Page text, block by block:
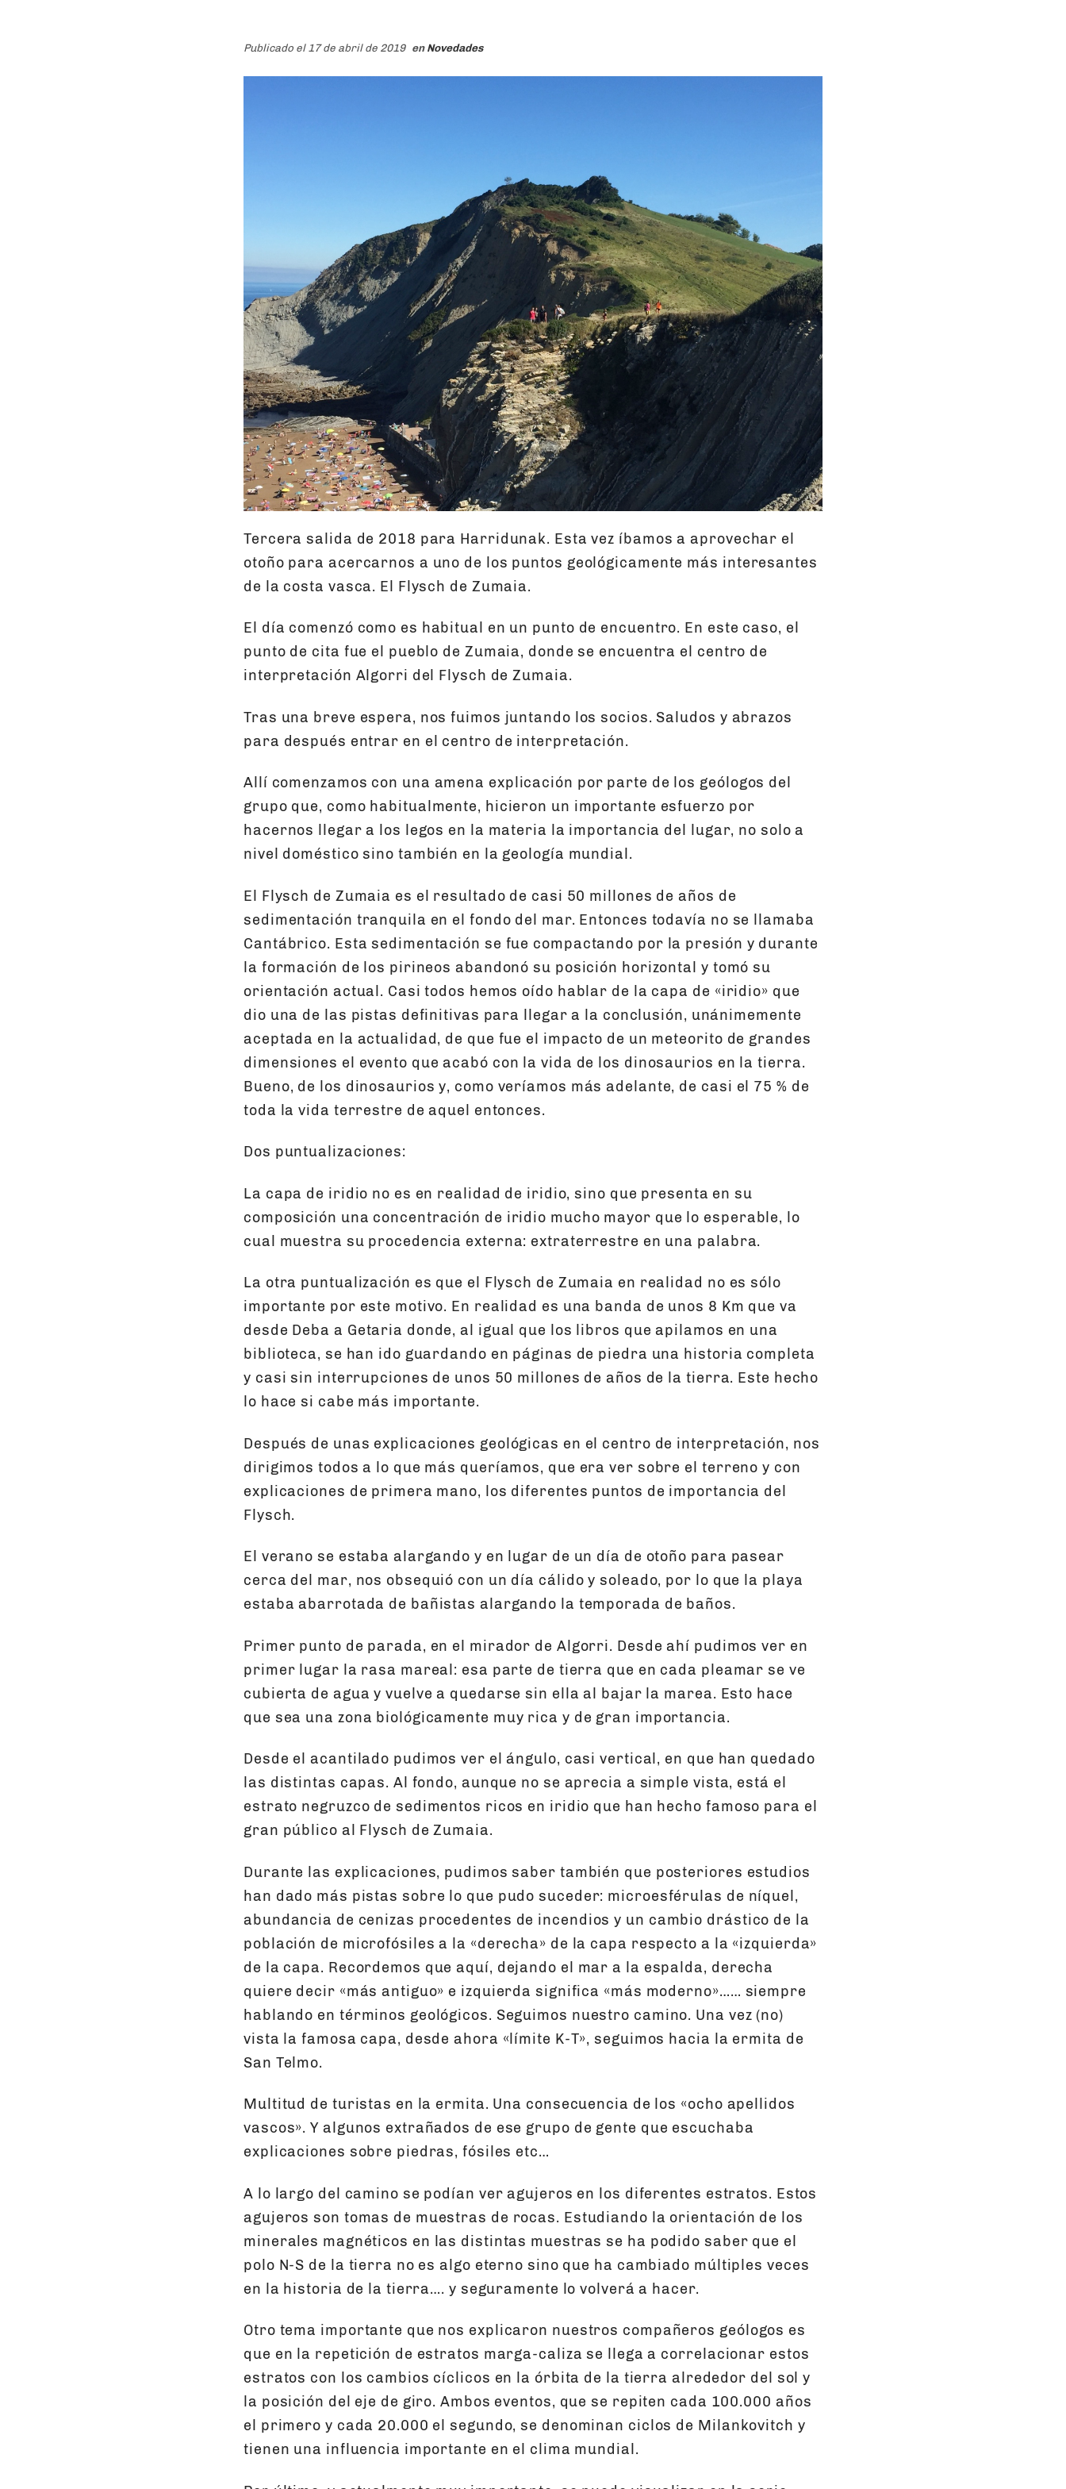
Publicado el 17 de abril de 2019 enNovedades
Tercera salida de 2018 para Harridunak. Esta vez íbamos a aprovechar el
otoño para acercarnos a uno de los puntos geológicamente más interesantes
de la costa vasca. El Flysch de Zumaia.
El día comenzó como es habitual en un punto de encuentro. En este caso, el
punto de cita fue el pueblo de Zumaia, donde se encuentra el centro de
interpretación Algorri del Flysch de Zumaia.
Tras una breve espera, nos fuimos juntando los socios. Saludos y abrazos
para después entrar en el centro de interpretación.
Allí comenzamos con una amena explicación por parte de los geólogos del
grupo que, como habitualmente, hicieron un importante esfuerzo por
hacernos llegar a los legos en la materia la importancia del lugar, no solo a
nivel doméstico sino también en la geología mundial.
El Flysch de Zumaia es el resultado de casi 50 millones de años de
sedimentación tranquila en el fondo del mar. Entonces todavía no se llamaba
Cantábrico. Esta sedimentación se fue compactando por la presión y durante
la formación de los pirineos abandonó su posición horizontal y tomó su
orientación actual. Casi todos hemos oído hablar de la capa de «iridio» que
dio una de las pistas definitivas para llegar a la conclusión, unánimemente
aceptada en la actualidad, de que fue el impacto de un meteorito de grandes
dimensiones el evento que acabó con la vida de los dinosaurios en la tierra.
Bueno, de los dinosaurios y, como veríamos más adelante, de casi el 75 % de
toda la vida terrestre de aquel entonces.
Dos puntualizaciones:
La capa de iridio no es en realidad de iridio, sino que presenta en su
composición una concentración de iridio mucho mayor que lo esperable, lo
cual muestra su procedencia externa: extraterrestre en una palabra.
La otra puntualización es que el Flysch de Zumaia en realidad no es sólo
importante por este motivo. En realidad es una banda de unos 8 Km que va
desde Deba a Getaria donde, al igual que los libros que apilamos en una
biblioteca, se han ido guardando en páginas de piedra una historia completa
y casi sin interrupciones de unos 50 millones de años de la tierra. Este hecho
lo hace si cabe más importante.
Después de unas explicaciones geológicas en el centro de interpretación, nos
dirigimos todos a lo que más queríamos, que era ver sobre el terreno y con
explicaciones de primera mano, los diferentes puntos de importancia del
Flysch.
El verano se estaba alargando y en lugar de un día de otoño para pasear
cerca del mar, nos obsequió con un día cálido y soleado, por lo que la playa
estaba abarrotada de bañistas alargando la temporada de baños.
Primer punto de parada, en el mirador de Algorri. Desde ahí pudimos ver en
primer lugar la rasa mareal: esa parte de tierra que en cada pleamar se ve
cubierta de agua y vuelve a quedarse sin ella al bajar la marea. Esto hace
que sea una zona biológicamente muy rica y de gran importancia.
Desde el acantilado pudimos ver el ángulo, casi vertical, en que han quedado
las distintas capas. Al fondo, aunque no se aprecia a simple vista, está el
estrato negruzco de sedimentos ricos en iridio que han hecho famoso para el
gran público al Flysch de Zumaia.
Durante las explicaciones, pudimos saber también que posteriores estudios
han dado más pistas sobre lo que pudo suceder: microesférulas de níquel,
abundancia de cenizas procedentes de incendios y un cambio drástico de la
población de microfósiles a la «derecha» de la capa respecto a la «izquierda»
de la capa. Recordemos que aquí, dejando el mar a la espalda, derecha
quiere decir «más antiguo» e izquierda significa «más moderno»…… siempre
hablando en términos geológicos. Seguimos nuestro camino. Una vez (no)
vista la famosa capa, desde ahora «límite K-T», seguimos hacia la ermita de
San Telmo.
Multitud de turistas en la ermita. Una consecuencia de los «ocho apellidos
vascos». Y algunos extrañados de ese grupo de gente que escuchaba
explicaciones sobre piedras, fósiles etc…
A lo largo del camino se podían ver agujeros en los diferentes estratos. Estos
agujeros son tomas de muestras de rocas. Estudiando la orientación de los
minerales magnéticos en las distintas muestras se ha podido saber que el
polo N-S de la tierra no es algo eterno sino que ha cambiado múltiples veces
en la historia de la tierra…. y seguramente lo volverá a hacer.
Otro tema importante que nos explicaron nuestros compañeros geólogos es
que en la repetición de estratos marga-caliza se llega a correlacionar estos
estratos con los cambios cíclicos en la órbita de la tierra alrededor del sol y
la posición del eje de giro. Ambos eventos, que se repiten cada 100.000 años
el primero y cada 20.000 el segundo, se denominan ciclos de Milankovitch y
tienen una influencia importante en el clima mundial.